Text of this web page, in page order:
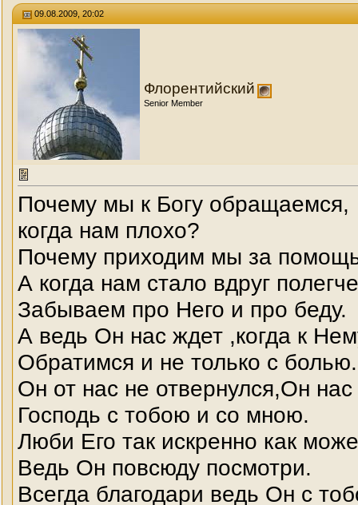
09.08.2009, 20:02
Флорентийский
Senior Member
Почему мы к Богу обращаемся,
когда нам плохо?
Почему приходим мы за
А когда нам стало вдруг полегче
Забываем про Него и про беду.
А ведь Он нас ждет ,когда к
Обратимся и не только с болью.
Он от нас не отвернулся,Он
Господь с тобою и со мною.
Люби Его так искренно как
Ведь Он повсюду посмотри.
Всегда благодари ведь Он с